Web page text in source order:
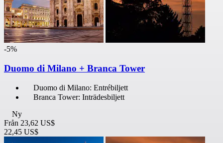
-5%
Duomo di Milano + Branca Tower
Duomo di Milano: Entrébiljett
Branca Tower: Inträdesbiljett
Ny
Från 23,62 US$
22,45 US$